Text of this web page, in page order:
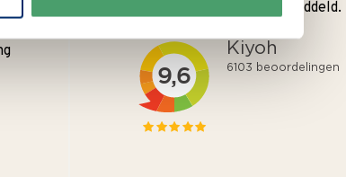
van Onze klanten. 9+ gemiddeld.